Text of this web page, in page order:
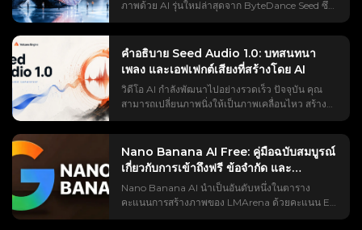
ควบคุมรายละเอียดด้านภาพ เช่น พื้นหลังและแสง
30 วินาที Kling 3.0 เพิ่มฟังก์ชัน Element Binding
ซึ่งช่วยให้สามารถอ้างอิงใบหน้าเพิ่มเติมเพื่อปรับปรุง
ความสอดคล้องของอัตลักษณ์ระหว่างการหันศีรษะ
และการแสดงออกทางสีหน้า วิธีใช้งาน Kling
เพิ่มวิดีโออ้างอิงแบบต่อเนื่องโดยไม่มีการตัดต่อหรือ
การเคลื่อนไหวของกล้องมากเกินไป เลือกโหมดการ
วางแนว: “ตรงกับวิดีโอ” สำหรับการเต้น การหมุน
และการเคลื่อนไหวขนาดใหญ่; “ตรงกับภาพ” เพื่อ
รักษาระทิศทางเดิมและอนุญาตให้ควบคุมกล้องตาม
คำสั่ง ใน Kling 3.0 ให้ใช้ Element Binding เพื่อ
พบเจอจริง และการเปรียบเทียบกรณีการใช้งานกับ
Sora 2 และ Veo 3 อัปเดตล่าสุด: กรกฎาคม 2026
อธิบายเกี่ยวกับความสับสนของชื่อ Vibes AI โดย
ทั่วไปหมายถึง Meta Vibes ซึ่งเป็นฟีดวิดีโอสั้นที่สร้าง
โดย AI ของ Meta AI ที่คุณสามารถสร้าง ตัดต่อ และ
แชร์ได้&nbsp;คนรุ่นใหม่ในปัจจุบันใช้ชีวิตอยู่บน
เดือนกันยายน 2025 ในรูปแบบวงจร “ค้นพบ →
สร้างสรรค์ → รีมิกซ์ → เผยแพร่” โดยเริ่มต้นจาก
โมเดลของ Midjourney และ Black Forest Labs
หากคุณมาที่นี่เพื่อใช้เครื่องมือตัดต่อวิดีโอของ Meta
ด้วยกัน ได้แก่ การสร้างคลิปเริ่มต้นที่มีความยาวมาก
ขึ้น การขยายคลิปนั้นจากเฟรมสุดท้าย และการรวม
ส่วนวิดีโอที่ควบคุมได้หลายส่วนเข้าด้วยกันเป็นลำดับ
ต่อเนื่องเดียว คู่มือนี้จะอธิบายว่าโมเดลวิดีโอ
ComfyUI ใดเหมาะสมสำหรับเนื้อหาที่มีความยาว
มากขึ้น วิธีการสร้างเวิร์กโฟลว์ที่ทำซ้ำได้ และวิธีการ
ลดปัญหาการเลื่อนของตัวอักษร การกระพริบ การตัด
ต่อที่เห็นได้ชัด และข้อผิดพลาดหน่วยความจำไม่
เพียงพอ ComfyUI สามารถสร้างวิดีโอ AI ความยาว
ความยาวเต็มได้ แต่ ComfyUI เองไม่ใช่โมเดล
สำหรับสร้างวิดีโอ เป็นสภาพแวดล้อมแบบโหนด ซึ่ง
โมเดล ข้อความแจ้ง รูปภาพอ้างอิง ตัวอย่าง การ
ควบคุมเฟรม และเครื่องมือแสดงผลจะเชื่อมต่อกัน
ภาพด้วย AI รุ่นใหม่ล่าสุดจาก ByteDance Seed ซึ่ง
โมเดลรูปภาพมีประสิทธิภาพมากขึ้น ข้อความแจ้ง
เตือนก็จำเป็นต้องพัฒนาตามไปด้วย การระบุเพียง
หัวข้อและรูปแบบง่ายๆ นั้นไม่เพียงพออีกต่อไปแล้ว
หากคุณต้องการอินโฟกราฟิกที่มีโครงสร้าง ภาพ
จำลอง UI ภาพประกอบเชิงพาณิชย์ โปสเตอร์หลาย
ภาษา หรือการแก้ไขภาพอย่างแม่นยำ คำถามที่แท้
จริงคือ: คุณควรตั้งค่าการแจ้งเตือนสำหรับ
Seedream 5.0 Pro อย่างไรให้แตกต่างออกไป?
คู่มือนี้จะอธิบายตัวอย่างอย่างเป็นทางการของ
Seedream 5.0 Pro และแปลงตัวอย่างเหล่านั้นให้
เป็นสูตรข้อความแจ้งเตือนที่สามารถนำกลับมาใช้ซ้ำ
ได้ อะไรทำให้ Seedream 5.0 Pro แตกต่าง?
Seedream 5.0 Pro มีประโยชน์เพราะมันถูกออกแบบ
มาให้เป็นเครื่องมือออกแบบมากกว่าแค่โปรแกรม
คำอธิบาย Seed Audio 1.0: บทสนทนา
เพลง และเอฟเฟกต์เสียงที่สร้างโดย AI
วิดีโอ AI กำลังพัฒนาไปอย่างรวดเร็ว ปัจจุบัน คุณ
สามารถเปลี่ยนภาพนิ่งให้เป็นภาพเคลื่อนไหว สร้าง
โฆษณาสั้น หรือสร้างคลิปสำหรับโซเชียลมีเดียด้วย
AI ได้ภายในไม่กี่นาที แต่ยังมีปัญหาหนึ่งที่ทำให้
วิดีโอ AI หลายๆ เรื่องดูเหมือนยังไม่สมบูรณ์ เสียง.
วิดีโออาจดูสวยงามราวกับภาพยนตร์ แต่ถ้าเสียง
บรรยายฟังดูราบเรียบ ฉากหลังเงียบสนิท หรือ
เอฟเฟ็กต์เสียงไม่เข้ากับเหตุการณ์ ฉากทั้งหมดก็จะ
สูญเสียความน่าสนใจไป ด้วยเหตุนี้ Seed Audio 1.0
Nano Banana AI Free: คู่มือฉบับสมบูรณ์
เกี่ยวกับการเข้าถึงฟรี ข้อจำกัด และ
แพลตฟอร์มที่ดีที่สุด (2026)
Nano Banana AI นำเป็นอันดับหนึ่งในตาราง
คะแนนการสร้างภาพของ LMArena ด้วยคะแนน Elo